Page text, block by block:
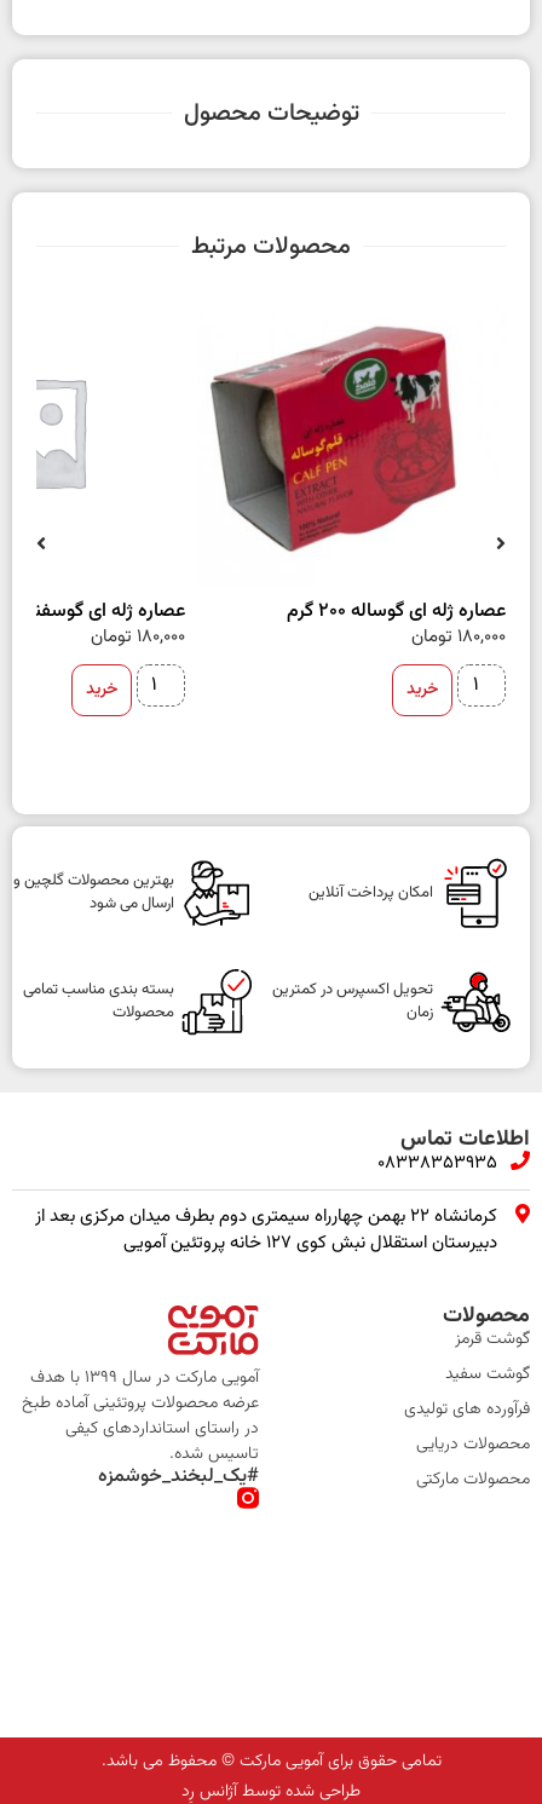
توضیحات محصول
محصولات مرتبط
عصاره ژله ای گوساله 200 گرم
180,000 تومان
خرید
عصاره ژله ای گوسفند 200 گرم
180,000 تومان
خرید
امکان پرداخت آنلاین
بهترین محصولات گلچین و
ارسال می شود
تحویل اکسپرس در کمترین
زمان
بسته بندی مناسب تمامی
محصولات
اطلاعات تماس
08338353935
کرمانشاه ۲۲ بهمن چهارراه سیمتری دوم بطرف میدان مرکزی بعد از
دبیرستان استقلال نبش کوی ۱۲۷ خانه پروتئین آمویی
محصولات
گوشت قرمز
گوشت سفید
فرآورده های تولیدی
محصولات دریایی
محصولات مارکتی
آمویی مارکت در سال 1399 با هدف
عرضه محصولات پروتئینی آماده طبخ
در راستای استانداردهای کیفی
تاسیس شده.
#یک_لبخند_خوشمزه
تمامی حقوق برای آمویی مارکت © محفوظ می باشد.
طراحی شده توسط آژانس رِد